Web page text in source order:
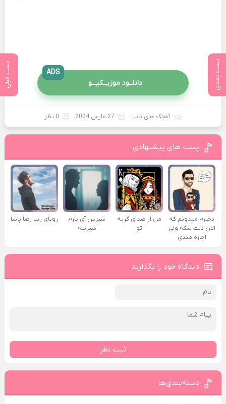
پست بعدی پست قبلی دانلــود موزیــکیـــو
ADS
آهنگ های تاپ 27 مارس 2024 0 نظر
پست های پیشنهادی
دخترم میدونم که
الان دلت تنگه ولی
اجازه میدی
من از صدای گريه
تو
شیرین آی یارم
شیرینه
رویای زیبا رضا پاشا
دیدگاه خود را بگذارید
ثبت نظر
دسته‌بندی‌ها